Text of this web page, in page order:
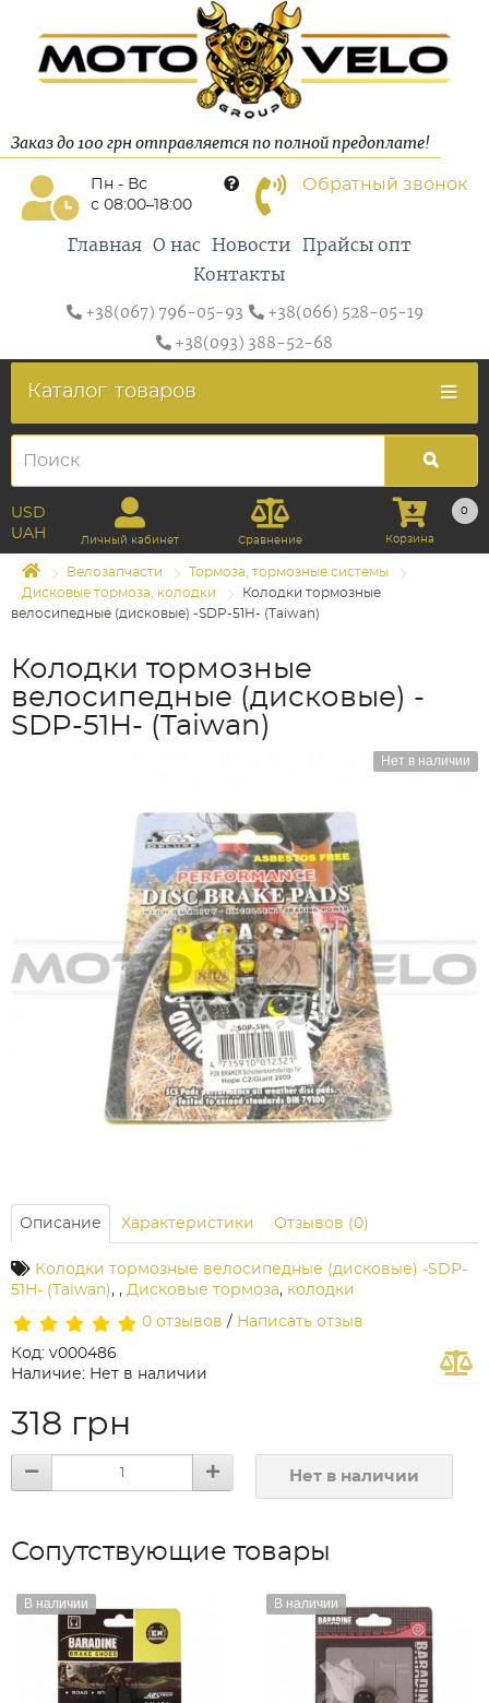
Заказ до 100 грн отправляется по полной предоплате!
Пн - Вс
с 08:00–18:00
Обратный звонок
Главная О нас Новости
Прайсы опт
Контакты
+38(067) 796-05-93
+38(066) 528-05-19
+38(093) 388-52-68
Каталог товаров
USD
UAH
Личный кабинет Сравнение
0
Корзина
Велозапчасти
Тормоза, тормозные системы
Дисковые тормоза, колодки
Колодки тормозные
велосипедные (дисковые) -SDP-51H- (Taiwan)
Колодки тормозные
велосипедные (дисковые) -
SDP-51H- (Taiwan)
Нет в наличии
Описание Характеристики Отзывов (0)
Колодки тормозные велосипедные (дисковые) -SDP-
51H- (Taiwan), , Дисковые тормоза, колодки
0 отзывов / Написать отзыв
Код: v000486
Наличие: Нет в наличии
318 грн
Нет в наличии
Сопутствующие товары
В наличии В наличии